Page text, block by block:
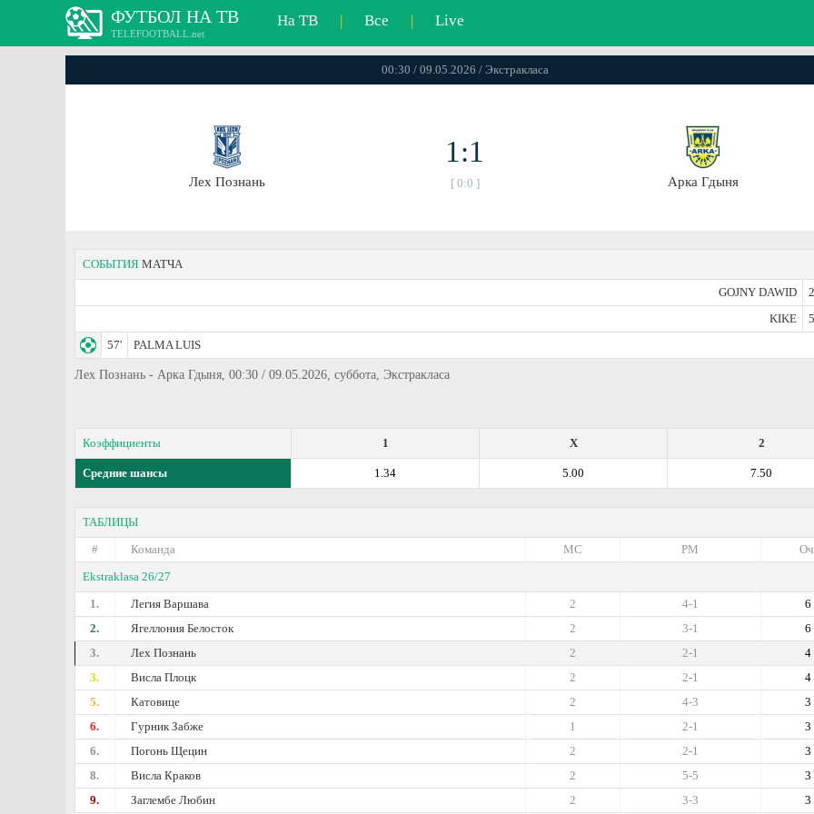
ФУТБОЛ НА ТВ
TELEFOOTBALL.net
На ТВ | Все | Live
00:30 / 09.05.2026 / Экстракласа
Лех Познань
1:1
[ 0:0 ] Арка Гдыня
СОБЫТИЯ МАТЧА
GOJNY DAWID
KIKE
57'
PALMA LUIS
Лех Познань - Арка Гдыня, 00:30 / 09.05.2026, суббота, Экстракласа
Коэффициенты 2
X
1
Средние шансы 7.50
5.00
1.34
ТАБЛИЦЫ
#
Команда РМ
МС
Ekstraklasa 26/27
1.
Легия Варшава 6
4-1
2
2.
Ягеллония Белосток 6
3-1
2
3.
Лех Познань 4
2-1
2
3.
Висла Плоцк 4
2-1
2
5.
Катовице 3
4-3
2
6.
Гурник Забже 3
2-1
1
6.
Погонь Щецин 3
2-1
2
8.
Висла Краков 3
5-5
2
9.
Заглембе Любин 3
3-3
2